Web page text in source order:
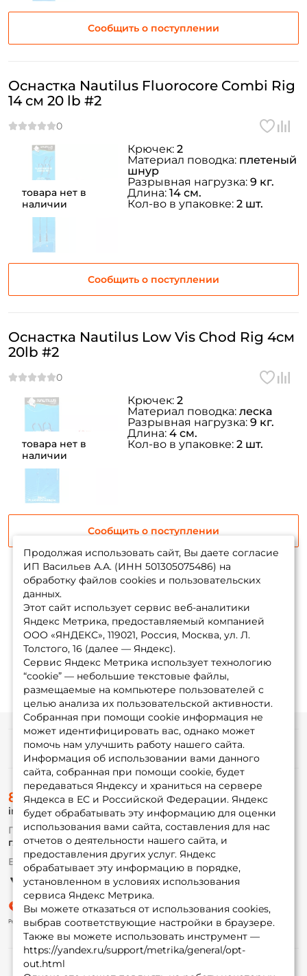
Сообщить о поступлении
товара нет в
наличии
Оснастка Nautilus Fluorocore Combi Rig
14 см 20 lb #2
Сообщить о поступлении
Крючек: 2
Материал поводка: плетеный
шнур
Разрывная нагрузка: 9 кг.
Длина: 14 см.
Кол-во в упаковке: 2 шт.
товара нет в
наличии
Оснастка Nautilus Low Vis Chod Rig 4см
20lb #2
Сообщить о поступлении
Крючек: 2
Материал поводка: леска
Разрывная нагрузка: 9 кг.
Длина: 4 см.
Кол-во в упаковке: 2 шт.
1 2
Продолжая использовать сайт, Вы даете согласие
ИП Васильев А.А. (ИНН 501305075486) на
обработку файлов cookies и пользовательских
данных.
Этот сайт использует сервис веб-аналитики
Яндекс Метрика, предоставляемый компанией
ООО «ЯНДЕКС», 119021, Россия, Москва, ул. Л.
Толстого, 16 (далее — Яндекс).
Сервис Яндекс Метрика использует технологию
“cookie” — небольшие текстовые файлы,
размещаемые на компьютере пользователей с
целью анализа их пользовательской активности.
Собранная при помощи cookie информация не
может идентифицировать вас, однако может
помочь нам улучшить работу нашего сайта.
Информация об использовании вами данного
сайта, собранная при помощи cookie, будет
передаваться Яндексу и храниться на сервере
Яндекса в ЕС и Российской Федерации. Яндекс
будет обрабатывать эту информацию для оценки
использования вами сайта, составления для нас
отчетов о деятельности нашего сайта, и
предоставления других услуг. Яндекс
обрабатывает эту информацию в порядке,
установленном в условиях использования
сервиса Яндекс Метрика.
Вы можете отказаться от использования cookies,
выбрав соответствующие настройки в браузере.
Также вы можете использовать инструмент —
https://yandex.ru/support/metrika/general/opt-
out.html
Информация
О магазине
Доставка
Оплата
Fox-bonus
Гуру
Партнерская программа
8 (495) 532-77-88
info@foxfishing.ru
По вопросам с заказом
г. Москва, ул. Плеханова д.7
Ежедневно 10:00 до 20:00